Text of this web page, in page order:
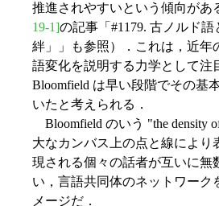
推進されやすいという傾向があ
19-1]の記事「#1179. 古ノルド
絆」」も参照）．これは，近年
語変化を説明する力学として注
Bloomfield は早い段階でその基
いたと考えられる．
Bloomfield のいう "the density
大なカンバス上の点と線により
現される個々の話者が互いに無
い，言語共同体のネットワーク
メージだ．